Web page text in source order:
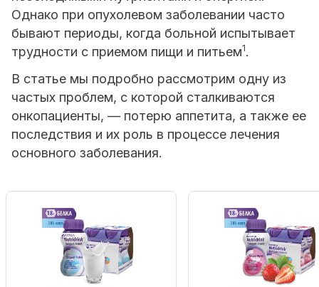
Однако при опухолевом заболевании часто
бывают периоды, когда больной испытывает
трудности с приемом пищи и питьем1.
В статье мы подробно рассмотрим одну из
частых проблем, с которой сталкиваются
онкопациенты, — потерю аппетита, а также ее
последствия и их роль в процессе лечения
основного заболевания.